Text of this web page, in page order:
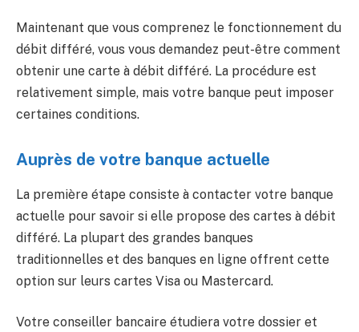
Maintenant que vous comprenez le fonctionnement du
débit différé, vous vous demandez peut-être comment
obtenir une carte à débit différé. La procédure est
relativement simple, mais votre banque peut imposer
certaines conditions.
Auprès de votre banque actuelle
La première étape consiste à contacter votre banque
actuelle pour savoir si elle propose des cartes à débit
différé. La plupart des grandes banques
traditionnelles et des banques en ligne offrent cette
option sur leurs cartes Visa ou Mastercard.
Votre conseiller bancaire étudiera votre dossier et